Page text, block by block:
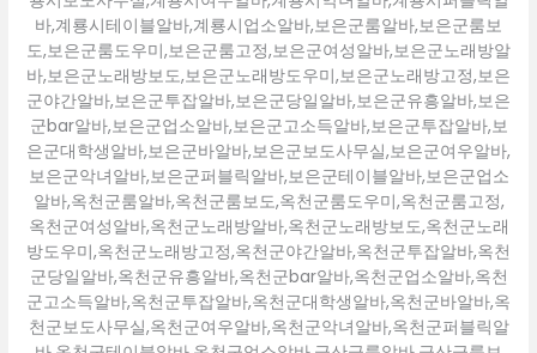
바,계룡시테이블알바,계룡시업소알바,보은군룸알바,보은군룸보
도,보은군룸도우미,보은군룸고정,보은군여성알바,보은군노래방알
바,보은군노래방보도,보은군노래방도우미,보은군노래방고정,보은
군야간알바,보은군투잡알바,보은군당일알바,보은군유흥알바,보은
군bar알바,보은군업소알바,보은군고소득알바,보은군투잡알바,보
은군대학생알바,보은군바알바,보은군보도사무실,보은군여우알바,
보은군악녀알바,보은군퍼블릭알바,보은군테이블알바,보은군업소
알바,옥천군룸알바,옥천군룸보도,옥천군룸도우미,옥천군룸고정,
옥천군여성알바,옥천군노래방알바,옥천군노래방보도,옥천군노래
방도우미,옥천군노래방고정,옥천군야간알바,옥천군투잡알바,옥천
군당일알바,옥천군유흥알바,옥천군bar알바,옥천군업소알바,옥천
군고소득알바,옥천군투잡알바,옥천군대학생알바,옥천군바알바,옥
천군보도사무실,옥천군여우알바,옥천군악녀알바,옥천군퍼블릭알